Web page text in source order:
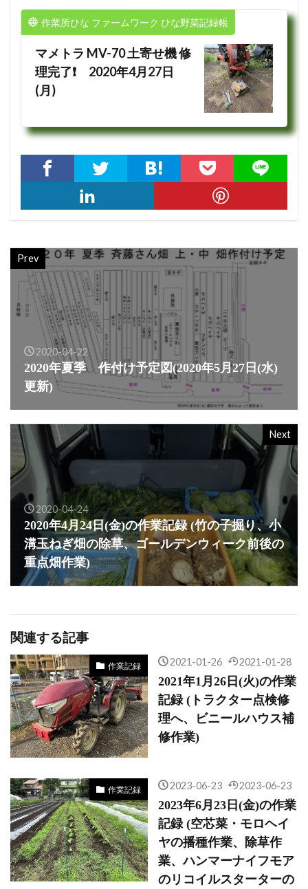
作業所ひな ファームワーク ひな野菜記録帳
マメトラ MV-70 土寄せ機 修
理完了❗ 2020年4月27日
(月)
Prev
2020-04-22
2020年夏季 作付け予定図(2020年5月27日(水)
更新)
Next
2020-04-24
2020年4月24日(金)の作業記録 (竹の子掘り、小
溝玉ねぎ畑の除草、ゴールデンウィーク前後の
重点畑作業)
関連する記事
作業記録 2021-01-26 2021-01-28
2021年1月26日(火)の作業
記録 (トラクター点検修
理へ、ビニールハウス補
修作業)
作業記録 2023-06-23 2023-06-23
2023年6月23日(金)の作業
記録 (空芯菜・モロヘイ
ヤの播種作業、除草作
業、ハンマーナイフモア
のリコイルスターターの